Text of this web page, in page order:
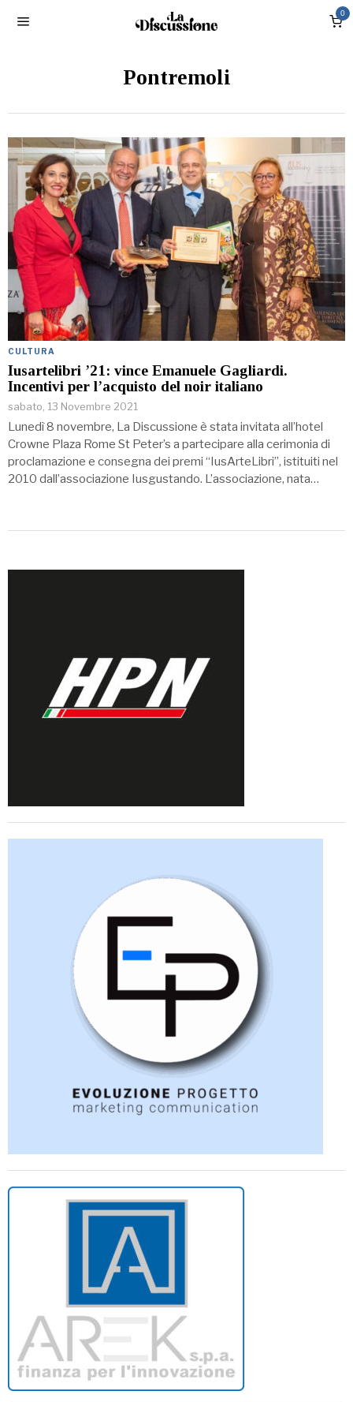
0
Pontremoli
CULTURA
Iusartelibri ’21: vince Emanuele Gagliardi.
Incentivi per l’acquisto del noir italiano
sabato, 13 Novembre 2021
Lunedì 8 novembre, La Discussione è stata invitata all’hotel
Crowne Plaza Rome St Peter’s a partecipare alla cerimonia di
proclamazione e consegna dei premi “IusArteLibri”, istituiti nel
2010 dall’associazione Iusgustando. L’associazione, nata…